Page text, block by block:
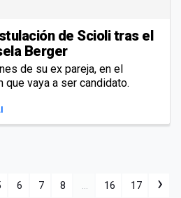
de Scioli tras el
Berger
de su ex pareja, en el
vaya a ser candidato.
6 7 8 ... 16 17 ›